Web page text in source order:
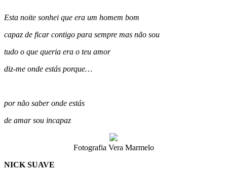
Esta noite sonhei que era um homem bom
capaz de ficar contigo para sempre mas não sou
tudo o que queria era o teu amor
diz-me onde estás porque…
por não saber onde estás
de amar sou incapaz
Fotografia Vera Marmelo
NICK SUAVE